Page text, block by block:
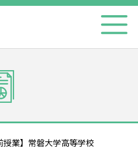
授業】常磐大学高等学校